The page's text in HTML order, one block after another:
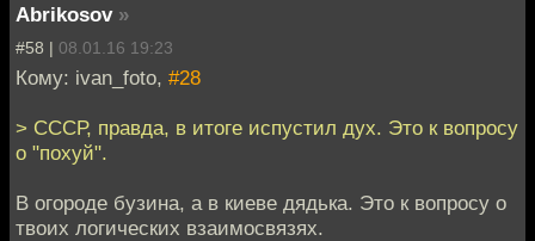
Abrikosov »
#58 | 08.01.16 19:23
Кому: ivan_foto, #28
> СССР, правда, в итоге испустил дух. Это к вопросу
о "похуй".
В огороде бузина, а в киеве дядька. Это к вопросу о
твоих логических взаимосвязях.